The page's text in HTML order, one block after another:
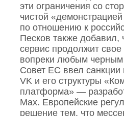
эти ограничения со
чистой
по отношению к
Песков также добавил,
сервис продолжит
вопреки любым черным
Совет ЕС ввел санкции
VK и его структуры
платформа» —
Mах. Европейские
решение тем, что